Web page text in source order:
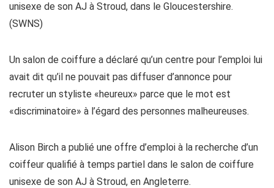
unisexe de son AJ à Stroud, dans le Gloucestershire.
(SWNS)
Un salon de coiffure a déclaré qu’un centre pour l’emploi lui
avait dit qu’il ne pouvait pas diffuser d’annonce pour
recruter un styliste «heureux» parce que le mot est
«discriminatoire» à l’égard des personnes malheureuses.
Alison Birch a publié une offre d’emploi à la recherche d’un
coiffeur qualifié à temps partiel dans le salon de coiffure
unisexe de son AJ à Stroud, en Angleterre.